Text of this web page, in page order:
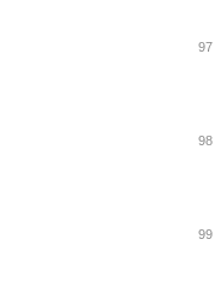
97
98
99